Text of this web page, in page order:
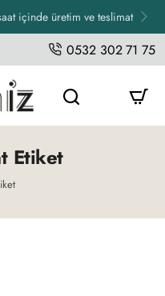
içinde üretim ve teslimat
0532 302 71 75
Etiket